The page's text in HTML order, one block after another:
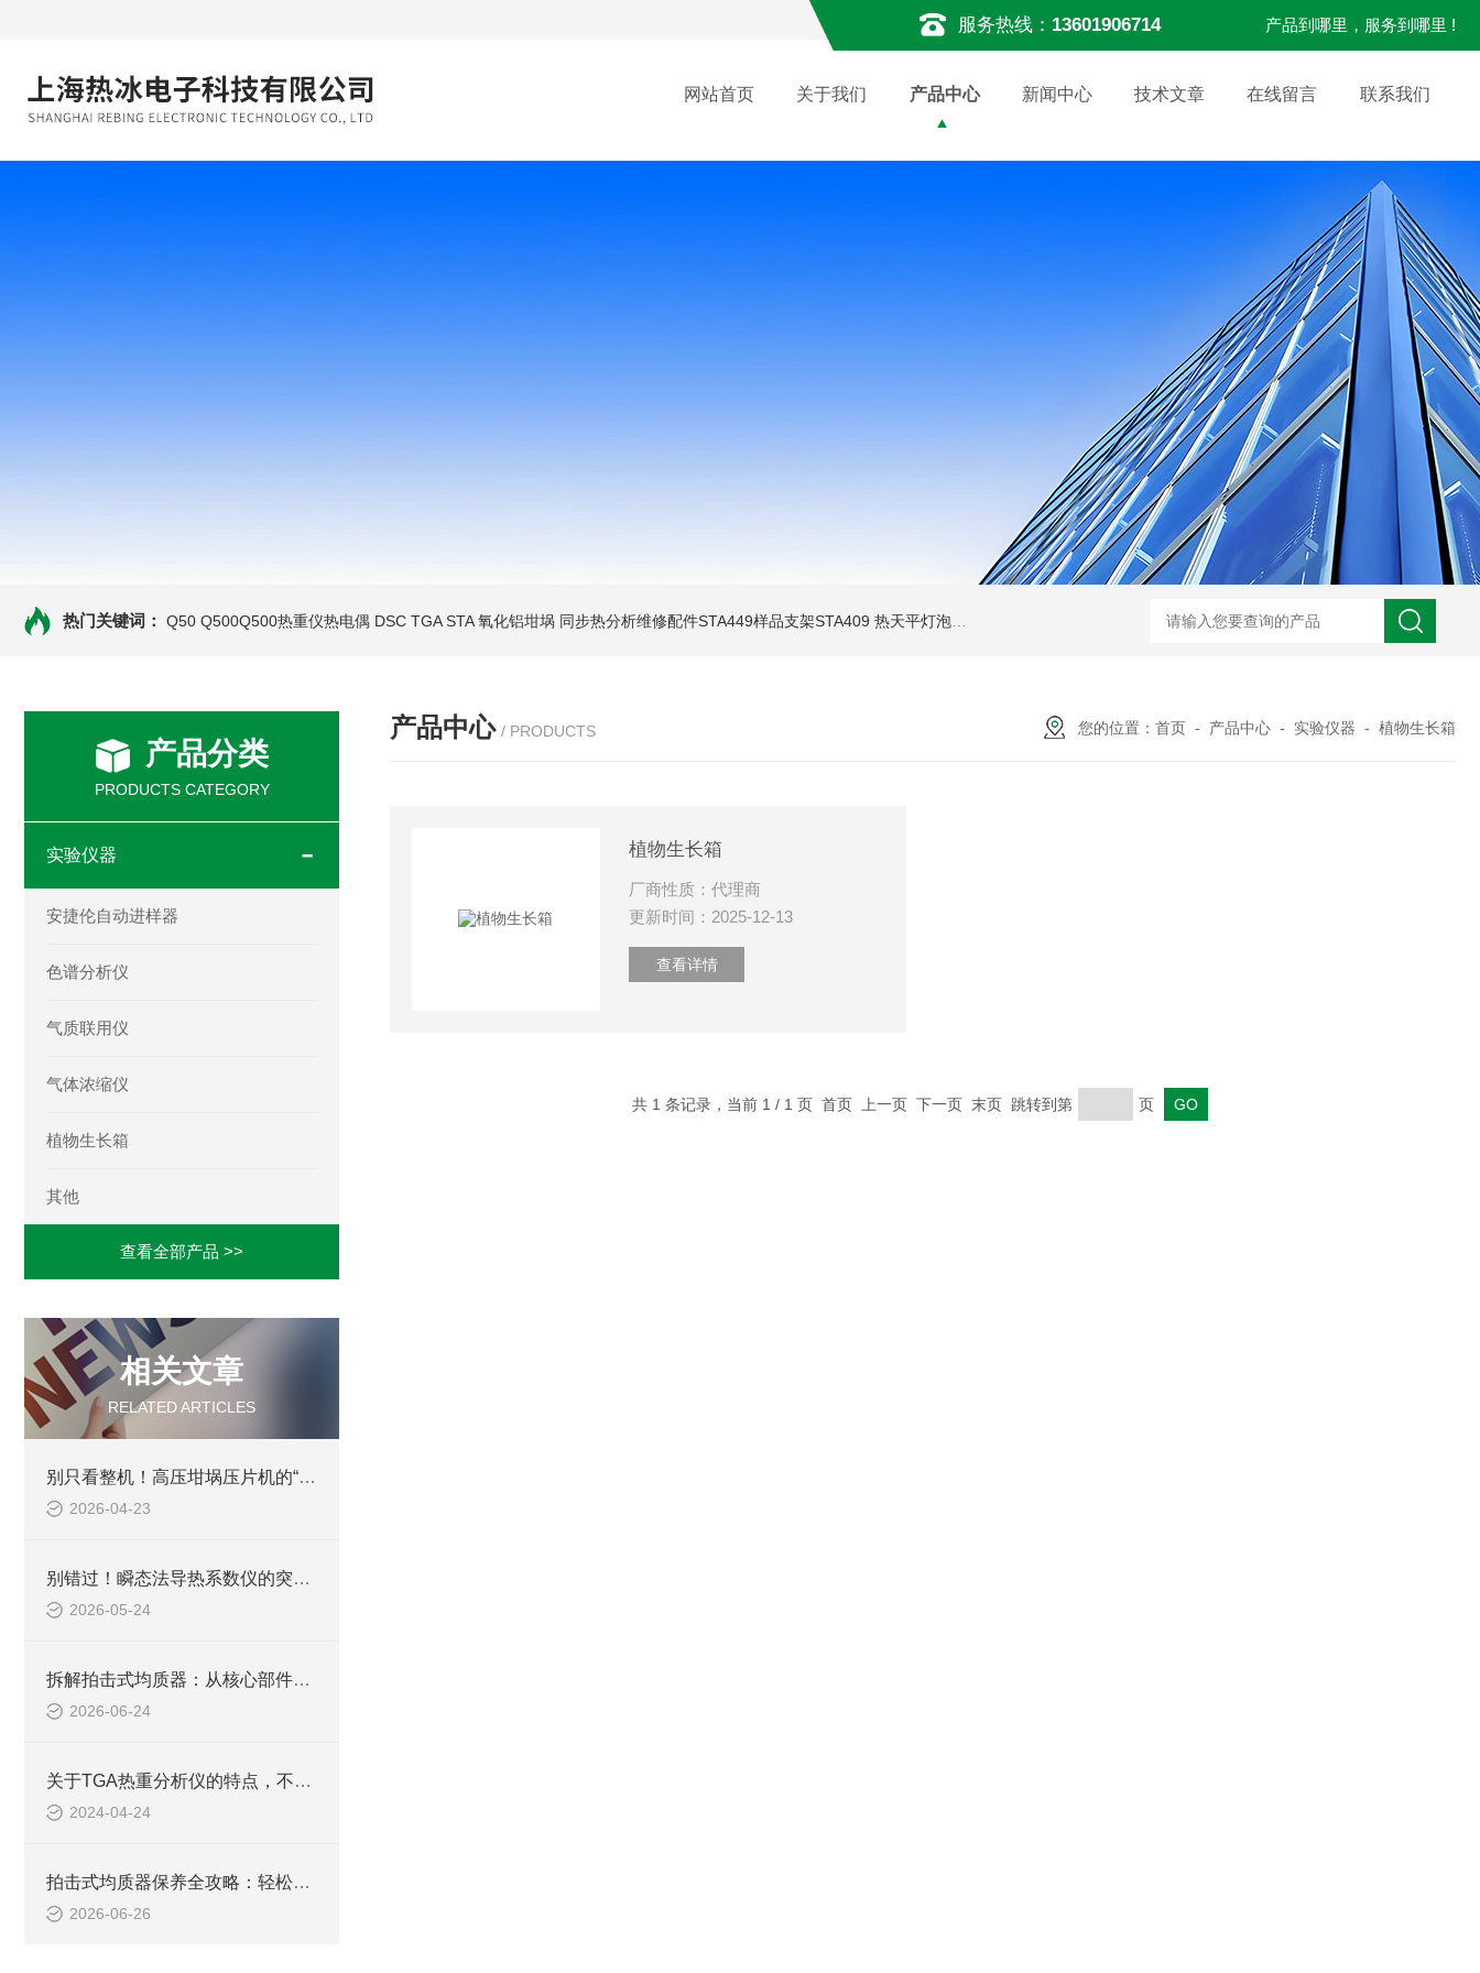
服务热线： 13601906714 产品到哪里，服务到哪里 !
网站首页 关于我们 产品中心 新闻中心 技术文章 在线留言 联系我们
热门关键词： Q50 Q500Q500热重仪热电偶 DSC TGA STA 氧化铝坩埚 同步热分析维修配件STA449样品支架STA409 热天平灯泡 Diamond TG/DTA维修配件 热分析仪维修配件 热分析CF卡 DSC Q20 Q50
产品分类
PRODUCTS CATEGORY
实验仪器
安捷伦自动进样器
色谱分析仪
气质联用仪
气体浓缩仪
植物生长箱
其他
查看全部产品 >>
相关文章
RELATED ARTICLES
别只看整机！高压坩埚压片机的“幕后功臣”，竟是这些核心组件
2026-04-23
别错过！瞬态法导热系数仪的突出特点，解锁导热测试新体验
2026-05-24
拆解拍击式均质器：从核心部件到细节，结构如何撑起高效均质？
2026-06-24
关于TGA热重分析仪的特点，不妨看看下文！
2024-04-24
拍击式均质器保养全攻略：轻松几步，让设备多用好几年
2026-06-26
产品中心 / PRODUCTS 您的位置： 首页 - 产品中心 - 实验仪器 - 植物生长箱
植物生长箱
厂商性质：代理商
更新时间：2025-12-13
查看详情
共 1 条记录，当前 1 / 1 页 首页 上一页 下一页 末页 跳转到第 页